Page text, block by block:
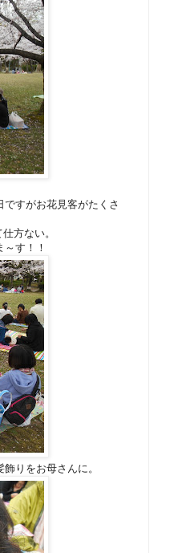
すがお花見客がたくさ
方ない。
す！！
りをお母さんに。